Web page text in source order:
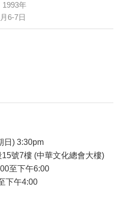
1993年
6-7日
日) 3:30pm
號7樓 (中華文化總會大樓)
至下午6:00
下午4:00